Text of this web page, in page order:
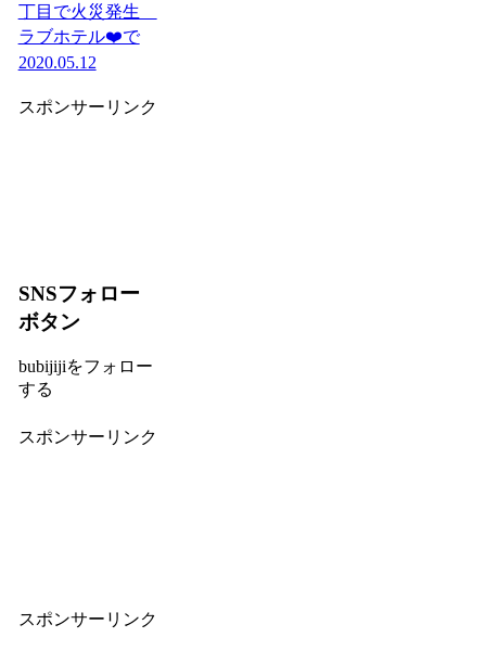
丁目で火災発生
ラブホテル❤️で
2020.05.12
スポンサーリンク
SNSフォロー
ボタン
bubijijiをフォロー
する
スポンサーリンク
スポンサーリンク